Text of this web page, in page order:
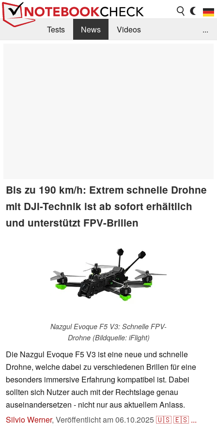
Tests News
Videos
...
Bis zu 190 km/h: Extrem schnelle Drohne
mit DJI-Technik ist ab sofort erhältlich
und unterstützt FPV-Brillen
Nazgul Evoque F5 V3: Schnelle FPV-
Drohne (Bildquelle: iFlight)
Die Nazgul Evoque F5 V3 ist eine neue und schnelle
Drohne, welche dabei zu verschiedenen Brillen für eine
besonders immersive Erfahrung kompatibel ist. Dabei
sollten sich Nutzer auch mit der Rechtslage genau
auseinandersetzen - nicht nur aus aktuellem Anlass.
Silvio Werner, Veröffentlicht am06.10.2025🇺🇸🇪🇸 ...